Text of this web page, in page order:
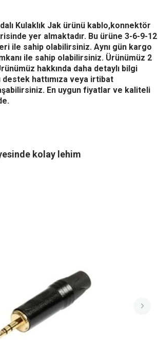
Kulaklık Jak ürünü kablo,konnektör
yer almaktadır. Bu ürüne 3-6-9-12
ile sahip olabilirsiniz. Aynı gün kargo
ile sahip olabilirsiniz. Ürünümüz 2
hakkında daha detaylı bilgi
destek hattımıza veya irtibat
En uygun fiyatlar ve kaliteli
kolay lehim